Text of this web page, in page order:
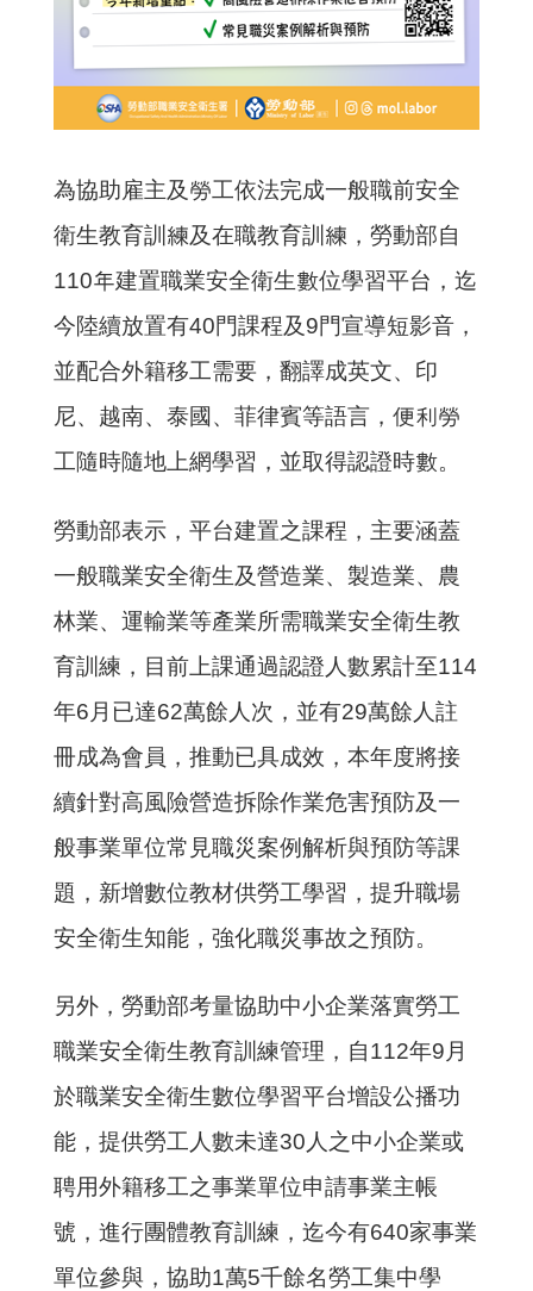
為協助雇主及勞工依法完成一般職前安全
衛生教育訓練及在職教育訓練，勞動部自
110年建置職業安全衛生數位學習平台，迄
今陸續放置有40門課程及9門宣導短影音，
並配合外籍移工需要，翻譯成英文、印
尼、越南、泰國、菲律賓等語言，便利勞
工隨時隨地上網學習，並取得認證時數。
勞動部表示，平台建置之課程，主要涵蓋
一般職業安全衛生及營造業、製造業、農
林業、運輸業等產業所需職業安全衛生教
育訓練，目前上課通過認證人數累計至114
年6月已達62萬餘人次，並有29萬餘人註
冊成為會員，推動已具成效，本年度將接
續針對高風險營造拆除作業危害預防及一
般事業單位常見職災案例解析與預防等課
題，新增數位教材供勞工學習，提升職場
安全衛生知能，強化職災事故之預防。
另外，勞動部考量協助中小企業落實勞工
職業安全衛生教育訓練管理，自112年9月
於職業安全衛生數位學習平台增設公播功
能，提供勞工人數未達30人之中小企業或
聘用外籍移工之事業單位申請事業主帳
號，進行團體教育訓練，迄今有640家事業
單位參與，協助1萬5千餘名勞工集中學